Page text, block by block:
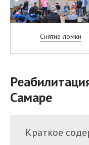
Снятие ломки
Самаре
Краткое